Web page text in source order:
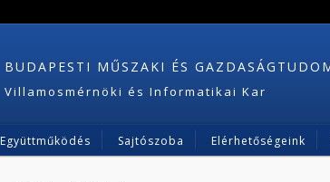
BUDAPESTI MŰSZAKI ÉS
Villamosmérnöki és Informatikai Kar
Együttműködés Sajtószoba Elérhetőségeink